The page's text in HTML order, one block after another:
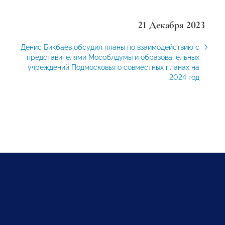
21 Декабря 2023
Денис Бикбаев обсудил планы по взаимодействию с
представителями Мособлдумы и образовательных
учреждений Подмосковья о совместных планах на
2024 год